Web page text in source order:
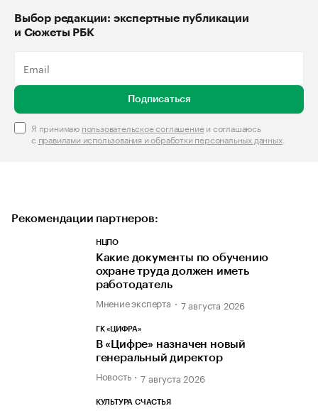
Выбор редакции: экспертные публикации
и Сюжеты РБК
Подписаться
Я принимаю пользовательское соглашениеи соглашаюсь
с правилами использования и обработки персональных данных.
Рекомендации партнеров:
НЦПО
Какие документы по обучению
охране труда должен иметь
работодатель
Мнение эксперта 7 августа 2026
ГК «ЦИФРА»
В «Цифре» назначен новый
генеральный директор
Новость 7 августа 2026
КУЛЬТУРА СЧАСТЬЯ